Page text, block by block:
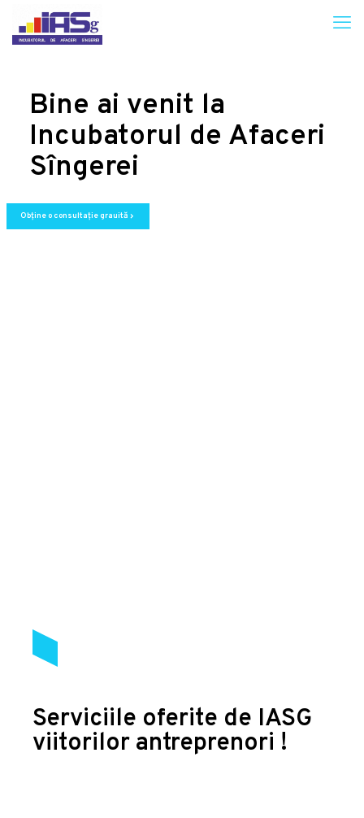
Bine ai venit la
Incubatorul de Afaceri
Sîngerei
Obține o consultație grauită chevron_right
Serviciile oferite de IASG
viitorilor antreprenori !